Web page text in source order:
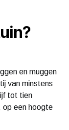
en muggen
van minstens
tot tien
op een hoogte